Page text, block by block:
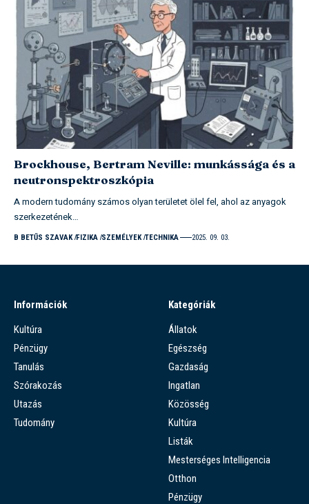
Brockhouse, Bertram Neville: munkássága és a
neutronspektroszkópia
A modern tudomány számos olyan területet ölel fel, ahol az anyagok
szerkezetének…
B BETŰS SZAVAK FIZIKA SZEMÉLYEK TECHNIKA 2025. 09. 03.
Információk
Kultúra
Pénzügy
Tanulás
Szórakozás
Utazás
Tudomány
Kategóriák
Állatok
Egészség
Gazdaság
Ingatlan
Közösség
Kultúra
Listák
Mesterséges Intelligencia
Otthon
Pénzügy